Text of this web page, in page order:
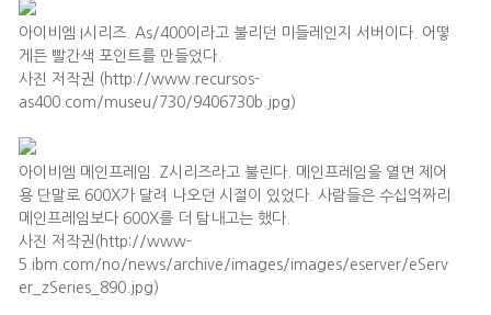
아이비엠 I시리즈. As/400이라고 불리던 미들레인지 서버이다. 어떻
게든 빨간색 포인트를 만들었다.
사진 저작권 (http://www.recursos-
as400.com/museu/730/9406730b.jpg)
아이비엠 메인프레임. Z시리즈라고 불린다. 메인프레임을 열면 제어
용 단말로 600X가 달려 나오던 시절이 있었다. 사람들은 수십억짜리
메인프레임보다 600X를 더 탐내고는 했다.
사진 저작권(http://www-
5.ibm.com/no/news/archive/images/images/eserver/eServ
er_zSeries_890.jpg)